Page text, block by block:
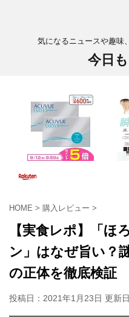
気になるニュースや趣味
今日
HOME > 購入レビュー >
【実食レポ】「ほ
ン」はなぜ旨い？
の正体を徹底検証
投稿日：2021年1月23日 更新日